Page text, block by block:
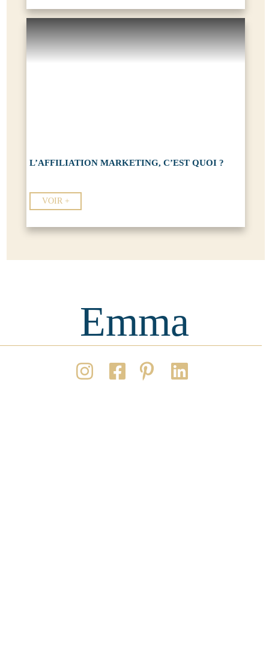
L’AFFILIATION MARKETING, C’EST QUOI ?
VOIR +
Emma